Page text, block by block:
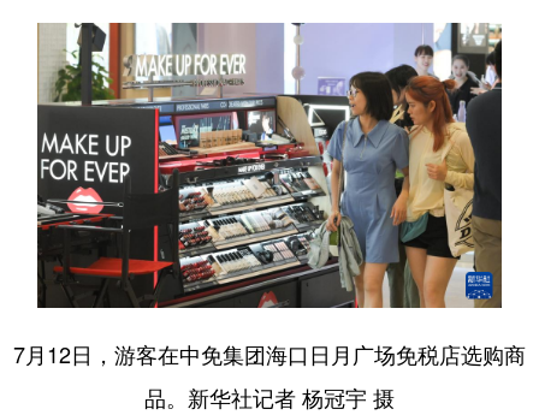
7月12日，游客在中免集团海口日月广场免税店选购商
品。新华社记者 杨冠宇 摄